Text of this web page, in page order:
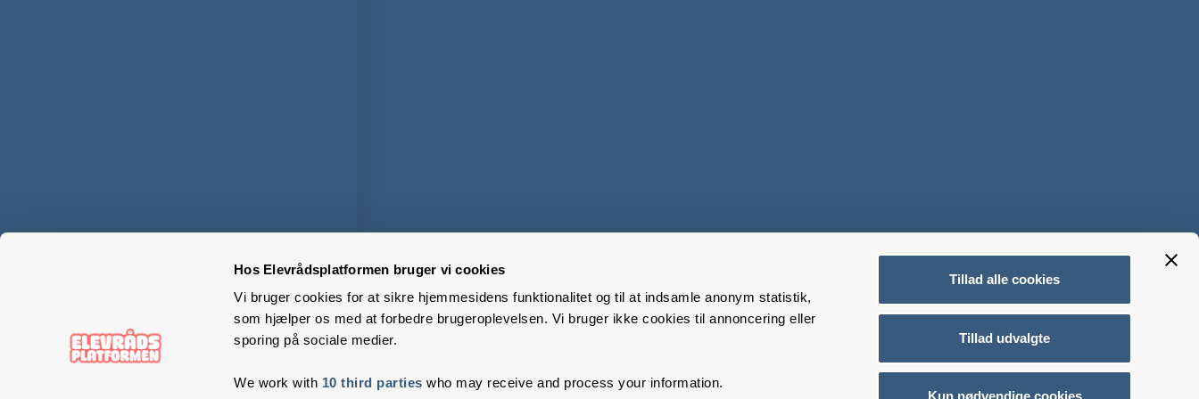
Hos Elevrådsplatformen bruger vi cookies
Vi bruger cookies for at sikre hjemmesidens funktionalitet og til at indsamle anonym statistik,
som hjælper os med at forbedre brugeroplevelsen. Vi bruger ikke cookies til annoncering eller
sporing på sociale medier.
We work with 10 third parties who may receive and process your information.
Tillad alle cookies
Tillad udvalgte
Kun nødvendige cookies